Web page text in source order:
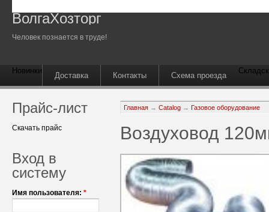
ВолгаХозторг
Человек познается в труде!
Новинки
Доставка Контакты Схема проезда
Прайс-лист
Скачать прайс
Вход в
систему
Имя пользователя: *
Главная → Catalog → Газовое оборудование
Воздуховод